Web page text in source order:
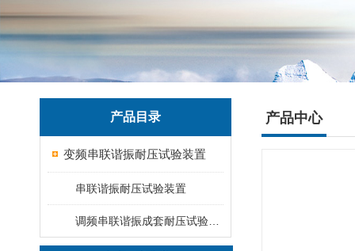
产品目录
变频串联谐振耐压试验装置
串联谐振耐压试验装置
产品中心